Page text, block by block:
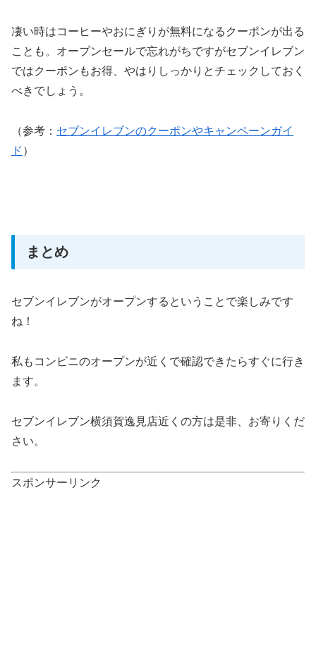
凄い時はコーヒーやおにぎりが無料になるクーポンが出る
ことも。オープンセールで忘れがちですがセブンイレブン
ではクーポンもお得、やはりしっかりとチェックしておく
べきでしょう。
（参考： セブンイレブンのクーポンやキャンペーンガイ
ド ）
まとめ
セブンイレブンがオープンするということで楽しみです
ね！
私もコンビニのオープンが近くで確認できたらすぐに行き
ます。
セブンイレブン横須賀逸見店近くの方は是非、お寄りくだ
さい。
スポンサーリンク